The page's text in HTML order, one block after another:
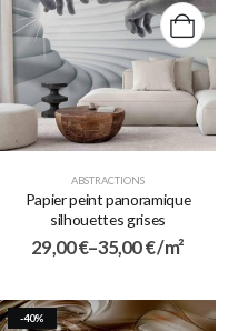
ABSTRACTIONS
Papier peint panoramique
silhouettes grises
29,00€–35,00€/ m²
-40%